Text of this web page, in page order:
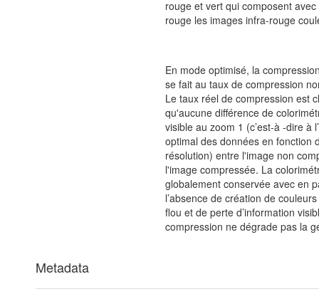
rouge et vert qui composent
rouge les images infra-rouge
En mode optimisé, la
se fait au taux de compression
Le taux réel de compression est
qu'aucune différence de
visible au zoom 1 (c’est-à -dire à
optimal des données en fonction
résolution) entre l'image non
l'image compressée. La
globalement conservée avec en
l’absence de création de
flou et de perte d’information
compression ne dégrade pas la
Metadata